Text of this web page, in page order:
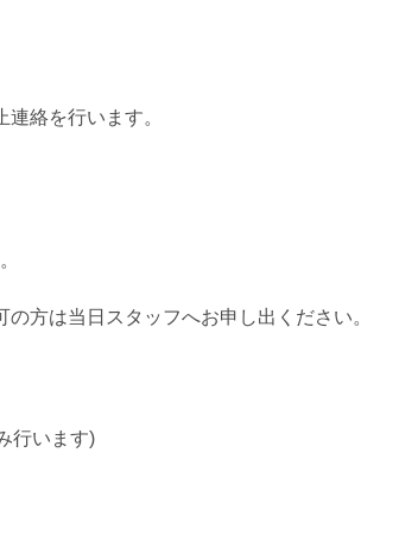
絡を行います。
方は当日スタッフへお申し出ください。
行います)